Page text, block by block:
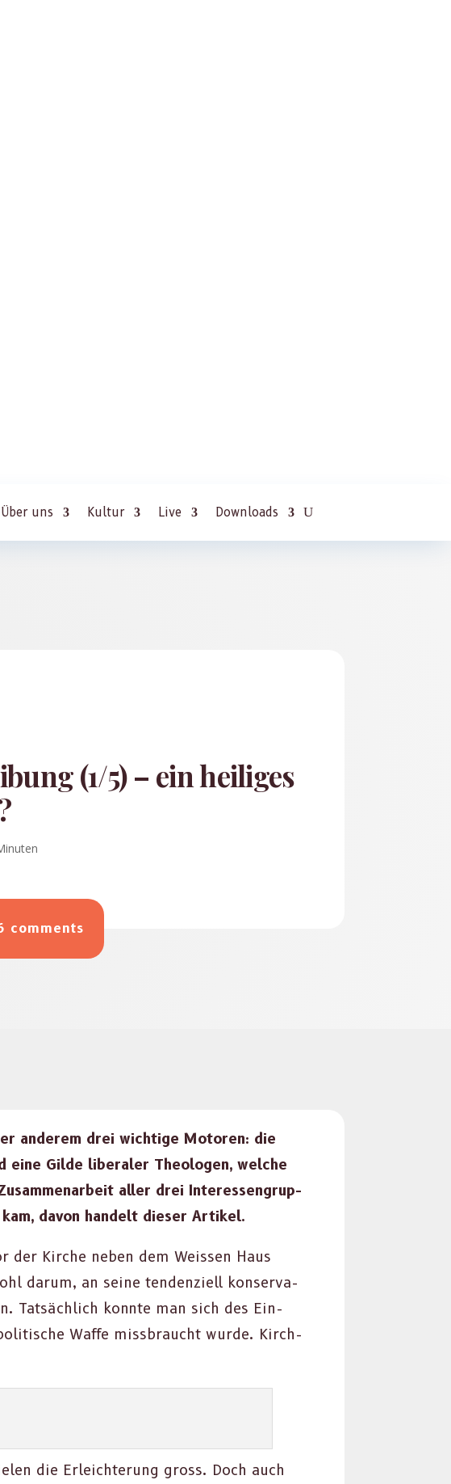
Über uns Kultur Live Downloads
(1/5) – ein heiliges
comments
anderem drei wichtige Motoren: die
eine Gilde lib­eraler The­olo­gen, welche
aller drei Inter­es­sen­grup­
davon han­delt dieser Artikel.
Kirche neben dem Weis­sen Haus
darum, an seine ten­den­ziell kon­ser­v­a­
Tat­säch­lich kon­nte man sich des Ein­
Waffe miss­braucht wurde. Kirch­
die Erle­ichterung gross. Doch auch